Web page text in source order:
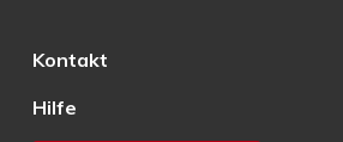
Kontakt
Hilfe